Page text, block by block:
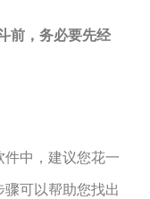
前，务必要先经
中，建议您花一
可以帮助您找出